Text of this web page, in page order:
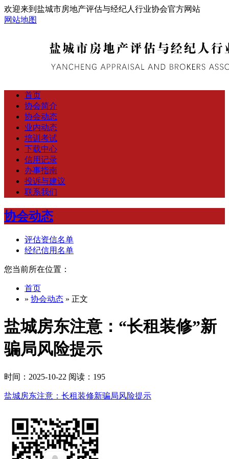
欢迎来到盐城市房地产评估与经纪人行业协会官方网站
网站地图
首页
协会简介
协会动态
业内动态
培训考试
下载中心
信用记录
办事指南
投诉与建议
联系我们
协会动态
评估资信名单
经纪信用名单
您当前所在位置：
首页
» 协会动态 » 正文
盐城房东注意：“长租装修”新
骗局风险提示
时间：2025-10-22 阅读：195
盐城房东注意：长租装修新骗局风险提示